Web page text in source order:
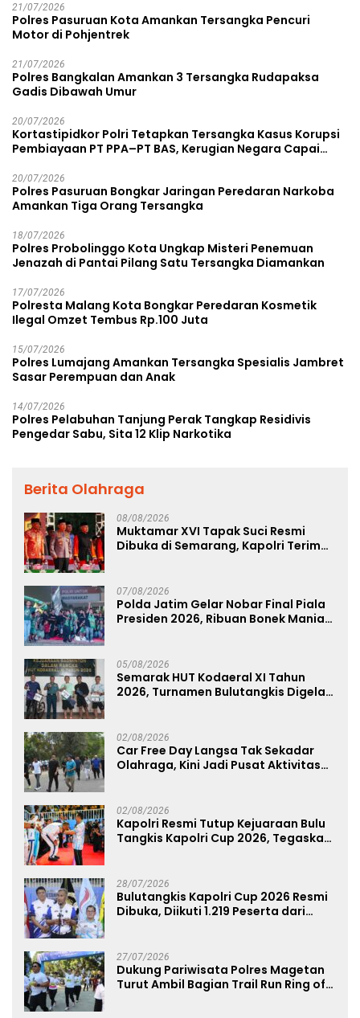
21/07/2026
Polres Pasuruan Kota Amankan Tersangka Pencuri
Motor di Pohjentrek
21/07/2026
Polres Bangkalan Amankan 3 Tersangka Rudapaksa
Gadis Dibawah Umur
20/07/2026
Kortastipidkor Polri Tetapkan Tersangka Kasus Korupsi
Pembiayaan PT PPA–PT BAS, Kerugian Negara Capai
20/07/2026
Polres Pasuruan Bongkar Jaringan Peredaran Narkoba
Amankan Tiga Orang Tersangka
18/07/2026
Polres Probolinggo Kota Ungkap Misteri Penemuan
Jenazah di Pantai Pilang Satu Tersangka Diamankan
17/07/2026
Polresta Malang Kota Bongkar Peredaran Kosmetik
Ilegal Omzet Tembus Rp.100 Juta
15/07/2026
Polres Lumajang Amankan Tersangka Spesialis Jambret
Sasar Perempuan dan Anak
14/07/2026
Polres Pelabuhan Tanjung Perak Tangkap Residivis
Pengedar Sabu, Sita 12 Klip Narkotika
Berita Olahraga
08/08/2026
Muktamar XVI Tapak Suci Resmi
Dibuka di Semarang, Kapolri Terima
07/08/2026
Polda Jatim Gelar Nobar Final Piala
Presiden 2026, Ribuan Bonek Mania
05/08/2026
Semarak HUT Kodaeral XI Tahun
2026, Turnamen Bulutangkis Digelar
02/08/2026
Car Free Day Langsa Tak Sekadar
Olahraga, Kini Jadi Pusat Aktivitas
02/08/2026
Kapolri Resmi Tutup Kejuaraan Bulu
Tangkis Kapolri Cup 2026, Tegaskan
28/07/2026
Bulutangkis Kapolri Cup 2026 Resmi
Dibuka, Diikuti 1.219 Peserta dari
27/07/2026
Dukung Pariwisata Polres Magetan
Turut Ambil Bagian Trail Run Ring of